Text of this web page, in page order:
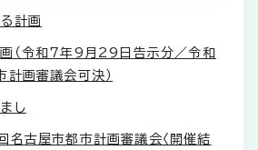
計画
（令和7年9月29日告示分／令和
画審議会可決）
し
古屋市都市計画審議会〈開催結